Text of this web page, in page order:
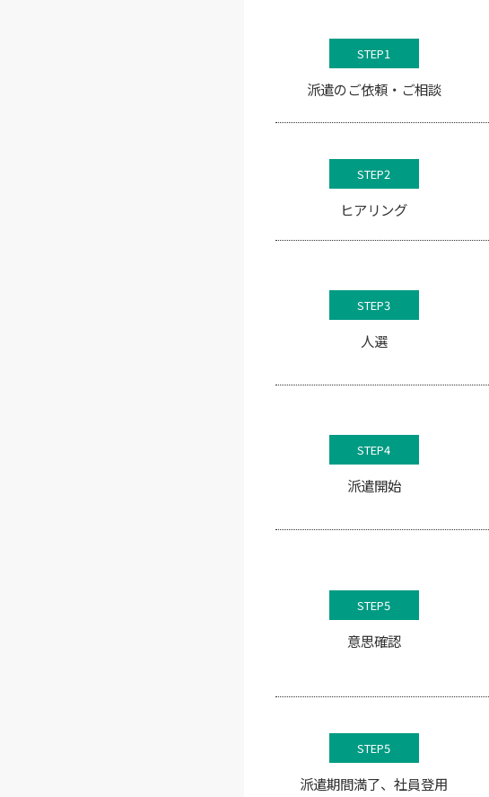
STEP1
派遣のご依頼・ご相談
STEP2
ヒアリング
STEP3
人選
STEP4
派遣開始
STEP5
意思確認
STEP5
派遣期間満了、社員登用